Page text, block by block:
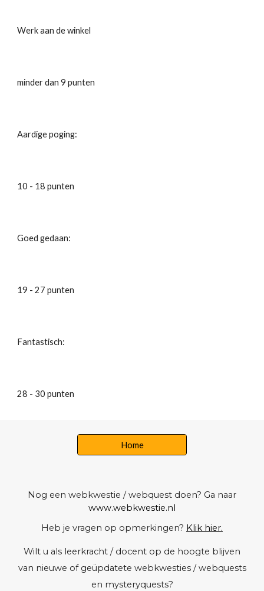
Werk aan de winkel
minder dan 9 punten
Aardige poging:
10 - 18 punten
Goed gedaan:
19 - 27 punten
Fantastisch:
28 - 30 punten
Home
Nog een webkwestie / webquest doen? Ga naar
www.webkwestie.nl
Heb je vragen op opmerkingen? Klik hier.
Wilt u als leerkracht / docent op de hoogte blijven
van nieuwe of geüpdatete webkwesties / webquests
en mysteryquests?